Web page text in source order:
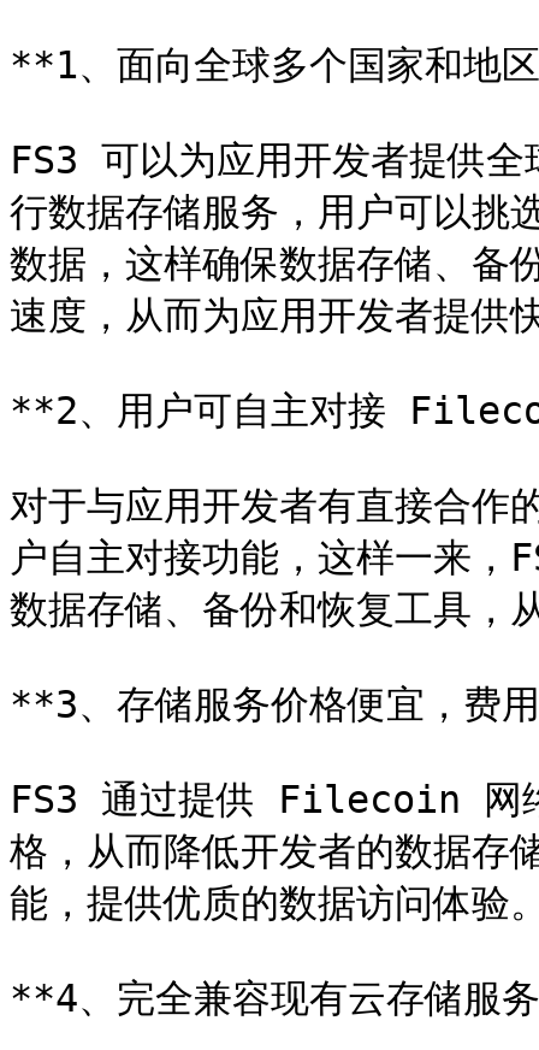
**1、面向全球多个国家和地
FS3 可以为应用开发者提供
行数据存储服务，用户可以挑
数据，这样确保数据存储、备
速度，从而为应用开发者提供
**2、用户可自主对接
对于与应用开发者有直接合作
户自主对接功能，这样一来，
数据存储、备份和恢复工具，
**3、存储服务价格便宜，费
FS3 通过提供 Filecoin 网络
格，从而降低开发者的数据
能，提供优质的数据访问体验
**4、完全兼容现有云存储服